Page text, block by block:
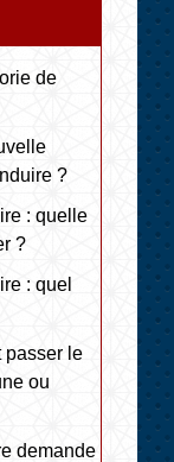
de
?
: quelle
?
: quel
passer le
ou
demande